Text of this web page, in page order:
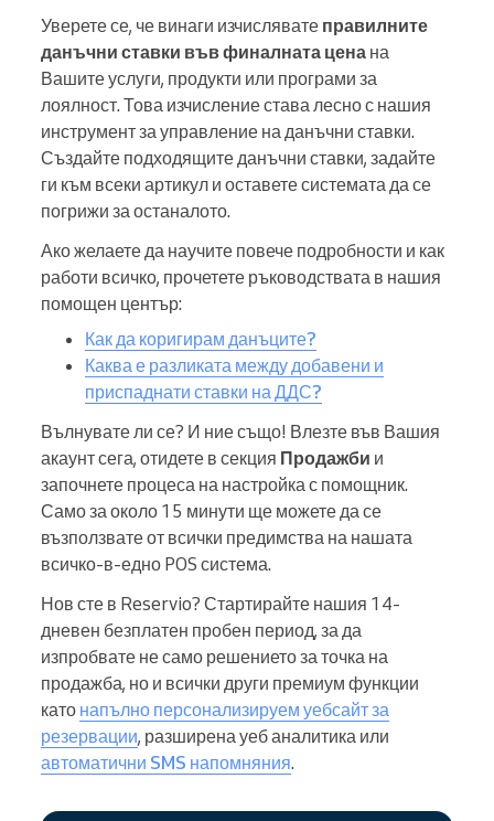
Уверете се, че винаги изчислявате правилните
данъчни ставки във финалната цена на
Вашите услуги, продукти или програми за
лоялност. Това изчисление става лесно с нашия
инструмент за управление на данъчни ставки.
Създайте подходящите данъчни ставки, задайте
ги към всеки артикул и оставете системата да се
погрижи за останалото.
Ако желаете да научите повече подробности и как
работи всичко, прочетете ръководствата в нашия
помощен център:
Как да коригирам данъците?
Каква е разликата между добавени и
приспаднати ставки на ДДС?
Вълнувате ли се? И ние също! Влезте във Вашия
акаунт сега, отидете в секция Продажби и
започнете процеса на настройка с помощник.
Само за около 15 минути ще можете да се
възползвате от всички предимства на нашата
всичко-в-едно POS система.
Нов сте в Reservio? Стартирайте нашия 14-
дневен безплатен пробен период, за да
изпробвате не само решението за точка на
продажба, но и всички други премиум функции
като напълно персонализируем уебсайт за
резервации, разширена уеб аналитика или
автоматични SMS напомняния.